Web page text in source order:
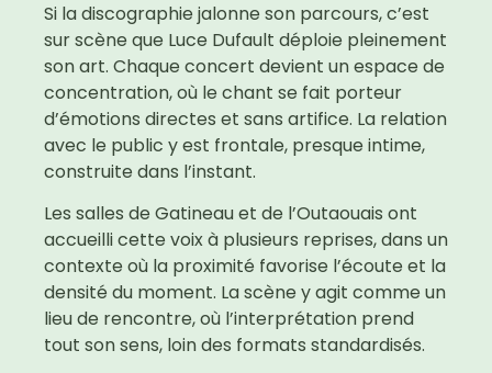
Si la discographie jalonne son parcours, c’est
sur scène que Luce Dufault déploie pleinement
son art. Chaque concert devient un espace de
concentration, où le chant se fait porteur
d’émotions directes et sans artifice. La relation
avec le public y est frontale, presque intime,
construite dans l’instant.
Les salles de Gatineau et de l’Outaouais ont
accueilli cette voix à plusieurs reprises, dans un
contexte où la proximité favorise l’écoute et la
densité du moment. La scène y agit comme un
lieu de rencontre, où l’interprétation prend
tout son sens, loin des formats standardisés.